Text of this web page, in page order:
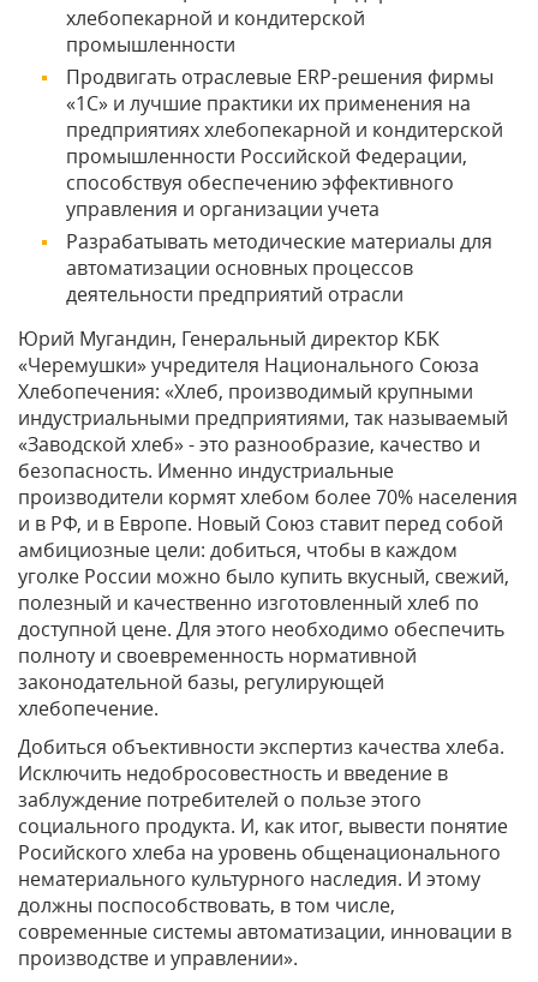
хлебопекарной и кондитерской
промышленности
Продвигать отраслевые ERP-решения фирмы
«1С» и лучшие практики их применения на
предприятиях хлебопекарной и кондитерской
промышленности Российской Федерации,
способствуя обеспечению эффективного
управления и организации учета
Разрабатывать методические материалы для
автоматизации основных процессов
деятельности предприятий отрасли
Юрий Мугандин, Генеральный директор КБК
«Черемушки» учредителя Национального Союза
Хлебопечения: «Хлеб, производимый крупными
индустриальными предприятиями, так называемый
«Заводской хлеб» - это разнообразие, качество и
безопасность. Именно индустриальные
производители кормят хлебом более 70% населения
и в РФ, и в Европе. Новый Союз ставит перед собой
амбициозные цели: добиться, чтобы в каждом
уголке России можно было купить вкусный, свежий,
полезный и качественно изготовленный хлеб по
доступной цене. Для этого необходимо обеспечить
полноту и своевременность нормативной
законодательной базы, регулирующей
хлебопечение.
Добиться объективности экспертиз качества хлеба.
Исключить недобросовестность и введение в
заблуждение потребителей о пользе этого
социального продукта. И, как итог, вывести понятие
Росийского хлеба на уровень общенационального
нематериального культурного наследия. И этому
должны поспособствовать, в том числе,
современные системы автоматизации, инновации в
производстве и управлении».